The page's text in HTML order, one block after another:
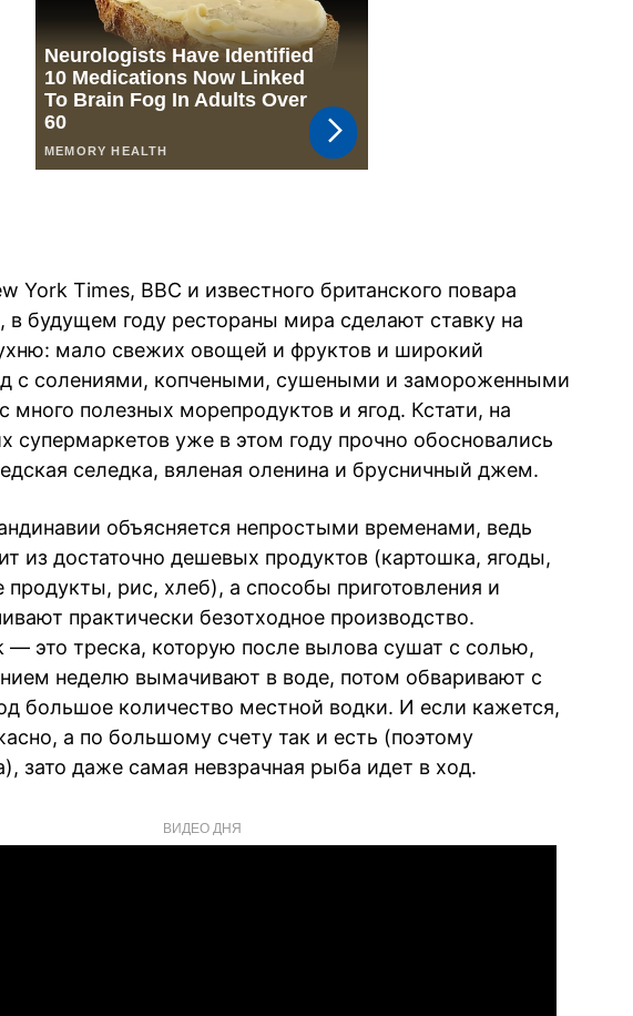
York Times, BBC и известного британского повара
будущем году рестораны мира сделают ставку на
мало свежих овощей и фруктов и широкий
с солениями, копчеными, сушеными и замороженными
полезных морепродуктов и ягод. Кстати, на
супермаркетов уже в этом году прочно обосновались
селедка, вяленая оленина и брусничный джем.
объясняется непростыми временами, ведь
из достаточно дешевых продуктов (картошка, ягоды,
рис, хлеб), а способы приготовления и
практически безотходное производство.
это треска, которую после вылова сушат с солью,
неделю вымачивают в воде, потом обваривают с
большое количество местной водки. И если кажется,
а по большому счету так и есть (поэтому
зато даже самая невзрачная рыба идет в ход.
ВИДЕО ДНЯ